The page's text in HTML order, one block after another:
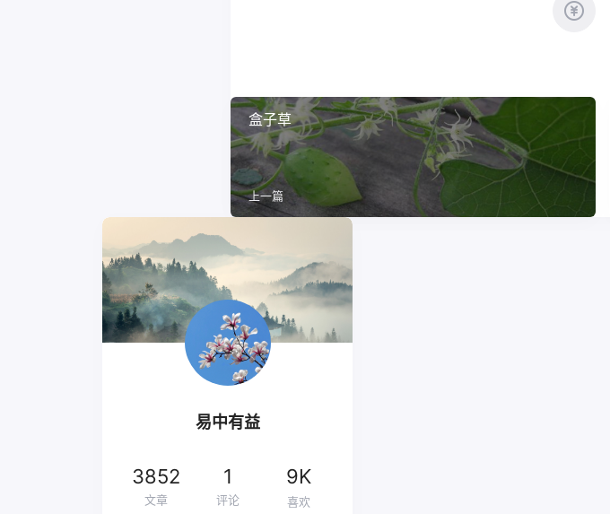
盒子草
上一篇
易中有益
3852
文章
1
评论
9K
喜欢